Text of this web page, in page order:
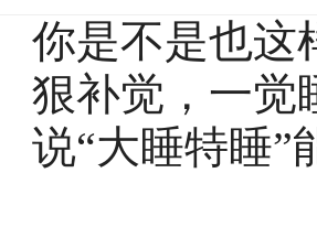
你是不是也这
狠补觉，一觉
说“大睡特睡”